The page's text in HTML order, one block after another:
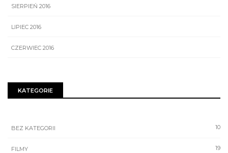
SIERPIEŃ 2016
LIPIEC 2016
CZERWIEC 2016
KATEGORIE
10
BEZ KATEGORII
19
FILMY